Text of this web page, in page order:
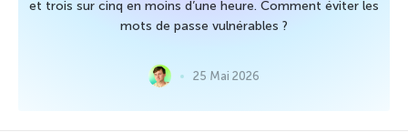
et trois sur cinq en moins d’une heure. Comment éviter les
mots de passe vulnérables ?
25 Mai 2026